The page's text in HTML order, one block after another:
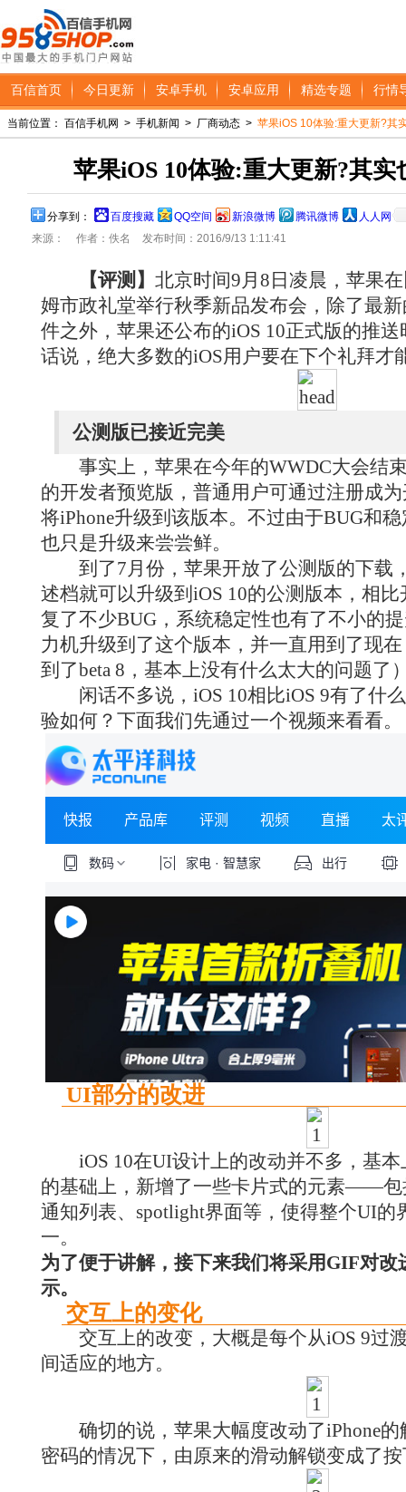
百信首页 今日更新 安卓手机 安卓应用 精选专题 行情
当前位置： 百信手机网 > 手机新闻 > 厂商动态 > 苹果iOS 10体验:重大更新?其
苹果iOS 10体验:重大更新?其
分享到： 百度搜藏 QQ空间 新浪微博 腾讯微博
人人网
来源：
作者：佚名 发布时间：2016/9/13 1:11:41
【评测】 北京时间9月8日凌晨，苹果
姆市政礼堂举行秋季新品发布会，除了最
件之外，苹果还公布的iOS 10正式版的推
话说，绝大多数的iOS用户要在下个礼拜才
公测版已接近完美
事实上，苹果在今年的WWDC大会结束
的开发者预览版，普通用户可通过注册成
将iPhone升级到该版本。不过由于BUG和
也只是升级来尝尝鲜。
到了7月份，苹果开放了公测版的下载
述档就可以升级到iOS 10的公测版本，相
复了不少BUG，系统稳定性也有了不小的
力机升级到了这个版本，并一直用到了现
到了beta 8，基本上没有什么太大的问题了
闲话不多说，iOS 10相比iOS 9有了什
验如何？下面我们先通过一个视频来看看。
UI部分的改进
iOS 10在UI设计上的改动并不多，基
的基础上，新增了一些卡片式的元素——包
通知列表、spotlight界面等，使得整个UI的
一。
为了便于讲解，接下来我们将采用GIF对改
示。
交互上的变化
交互上的改变，大概是每个从iOS 9过渡
间适应的地方。
确切的说，苹果大幅度改动了iPhone
密码的情况下，由原来的滑动解锁变成了